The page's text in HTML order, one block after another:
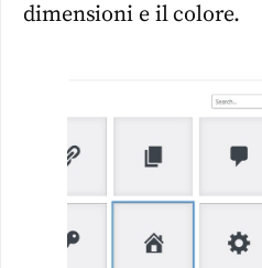
dimensioni e il colore.